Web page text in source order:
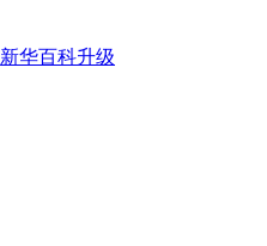
新华百科升级